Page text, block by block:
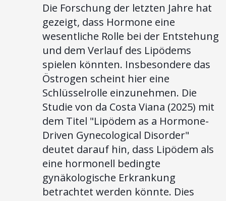
Die Forschung der letzten Jahre hat
gezeigt, dass Hormone eine
wesentliche Rolle bei der Entstehung
und dem Verlauf des Lipödems
spielen könnten. Insbesondere das
Östrogen scheint hier eine
Schlüsselrolle einzunehmen. Die
Studie von da Costa Viana (2025) mit
dem Titel "Lipödem as a Hormone-
Driven Gynecological Disorder"
deutet darauf hin, dass Lipödem als
eine hormonell bedingte
gynäkologische Erkrankung
betrachtet werden könnte. Dies